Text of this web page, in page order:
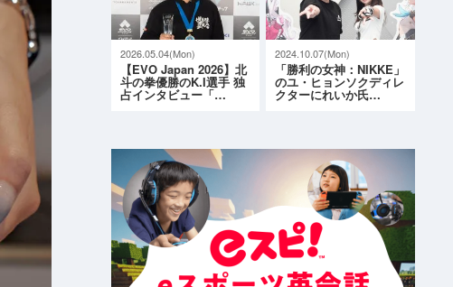
2026.05.04(Mon)
【EVO Japan 2026】北
斗の拳優勝のK.I選手 独
占インタビュー「…
2024.10.07(Mon)
「勝利の女神：NIKKE」
のユ・ヒョンソクディレ
クターにれいか氏…